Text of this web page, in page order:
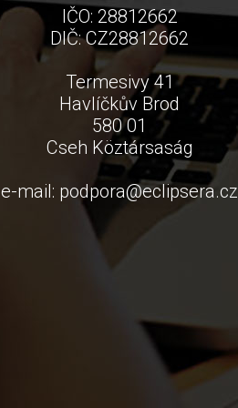
IČO: 28812662
DIČ: CZ28812662
Termesivy 41
Havlíčkův Brod
580 01
Cseh Köztársaság
e-mail: podpora@eclipsera.cz